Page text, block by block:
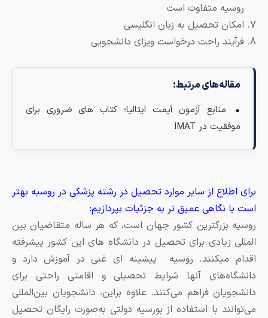
روسیه متفاوت است
امکان تحصیل به زبان انگلیسی
فرآیند راحت درخواست ویزای دانشجویی
مقاله‌های مرتبط:
منابع آزمون آیمت ایتالیا؛ کتاب های ضروری برای
موفقیت در IMAT
اطلاع از سایر موارد تحصیل در رشته پزشکی در روسیه بهتر
با نگاهی عمیق تر به جزئیات بپردازیم:
بزرگترین کشور جهان است، که هر ساله متقاضیان بین
زیادی برای تحصیل در دانشگاه های این کشور پیشرفته
میکنند. روسیه پیشینه ای غنی در آموزش دارد و
آنها شرایط تحصیلی و اقامتی راحتی برای
فراهم می‌کنند. علاوه براین، دانشجویان بین‌المللی
با استفاده از بورسیه دولتی به‌صورت رایگان تحصیل